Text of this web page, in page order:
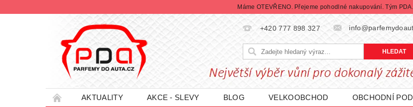
Máme OTEVŘENO. Přejeme pohodlné nakupování. Tým
+420 777 898 327
AKTUALITY AKCE - SLEVY BLOG VELKOOBCHOD OBCHODNÍ